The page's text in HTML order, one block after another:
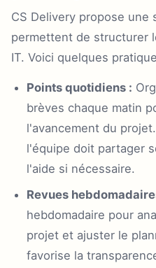
CS Delivery propose une
permettent de structurer
IT. Voici quelques
Points quotidiens :
brèves chaque matin
l'avancement du
l'équipe doit partager
l'aide si nécessaire.
Revues
hebdomadaire pour
projet et ajuster le
favorise la